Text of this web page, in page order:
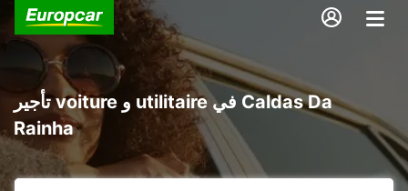
تأجير voiture و utilitaire في Caldas Da
Rainha